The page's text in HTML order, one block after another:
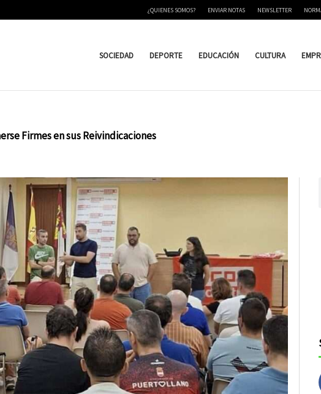
¿QUIENES SOMOS? ENVIAR NOTAS NEWSLETTER
SOCIEDAD DEPORTE EDUCACIÓN CULTURA
Firmes en sus Reivindicaciones